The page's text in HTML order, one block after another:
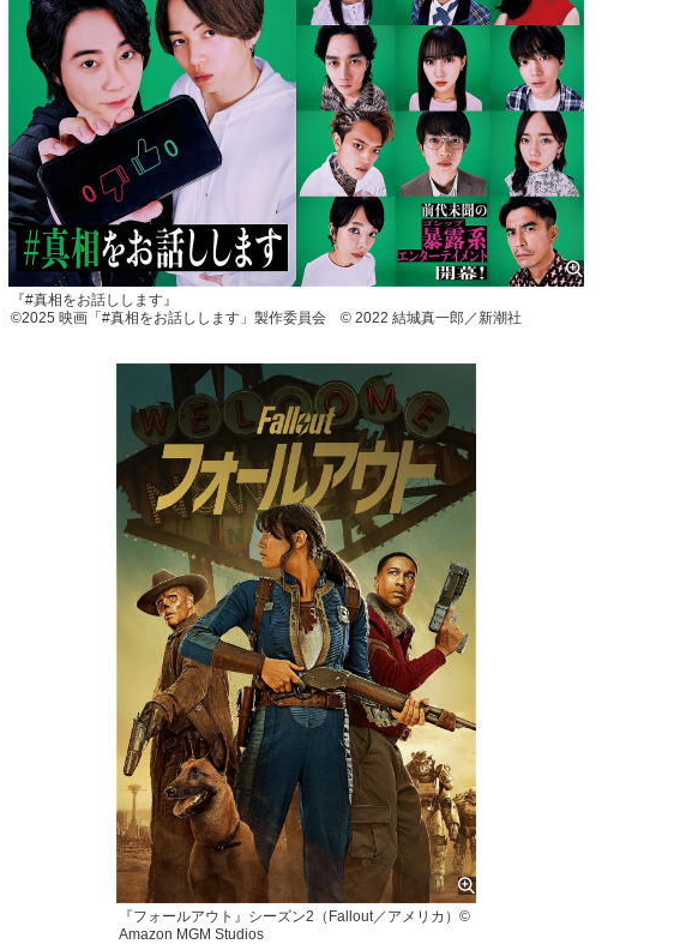
『#真相をお話しします』
©2025 映画「#真相をお話しします」製作委員会 © 2022 結城真一郎／新潮社
『フォールアウト』シーズン2（Fallout／アメリカ）©
Amazon MGM Studios